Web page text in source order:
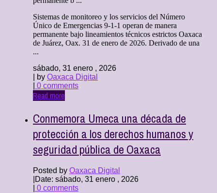
Sistemas de monitoreo y los servicios del Número
Único de Emergencias 9-1-1 operan de manera
permanente bajo lineamientos técnicos estrictos Oaxaca
de Juárez, Oax. 31 de enero de 2026. Derivado de una
...
sábado, 31 enero , 2026
| by Oaxaca Digital
0 comments
Read more
Conmemora Umeca una década de
protección a los derechos humanos y
seguridad pública de Oaxaca
Posted by Oaxaca Digital
Date: sábado, 31 enero , 2026
0 comments